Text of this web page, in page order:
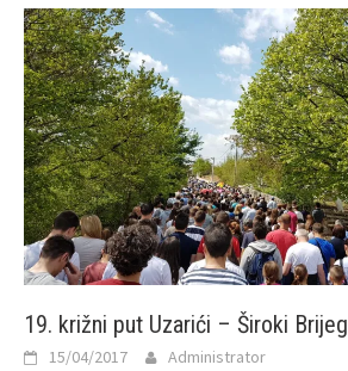
19. križni put Uzarići – Široki Brijeg
15/04/2017 Administrator